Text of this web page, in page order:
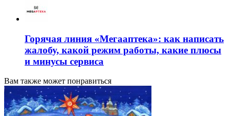
Горячая линия «Мегааптека»: как написать
жалобу, какой режим работы, какие плюсы
и минусы сервиса
Вам также может понравиться